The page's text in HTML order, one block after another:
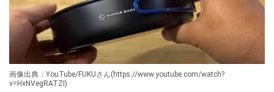
画像出典：YouTube/FUKUさん(https://www.youtube.com/watch?
v=HxNVegRATZI)